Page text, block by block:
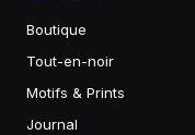
Boutique
Tout-en-noir
Motifs & Prints
Journal